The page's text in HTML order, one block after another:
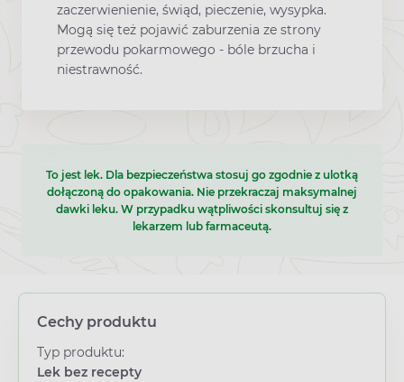
zaczerwienienie, świąd, pieczenie, wysypka.
Mogą się też pojawić zaburzenia ze strony
przewodu pokarmowego - bóle brzucha i
niestrawność.
To jest lek. Dla bezpieczeństwa stosuj go zgodnie z ulotką
dołączoną do opakowania. Nie przekraczaj maksymalnej
dawki leku. W przypadku wątpliwości skonsultuj się z
lekarzem lub farmaceutą.
Cechy produktu
Typ produktu:
Lek bez recepty